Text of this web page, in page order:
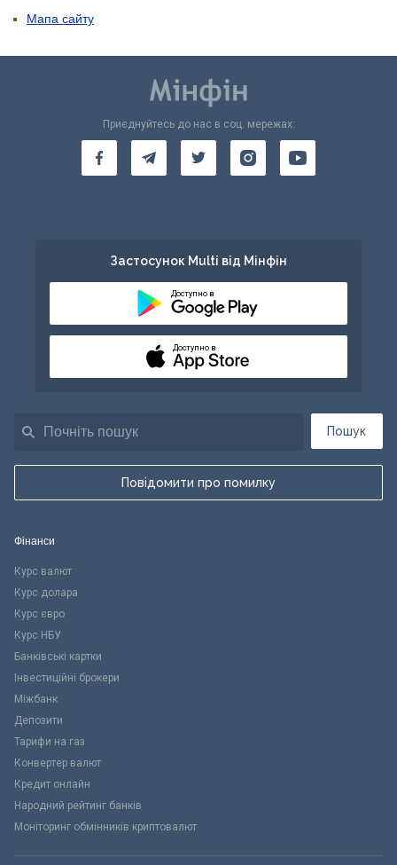
Мапа сайту
Пошук
Повідомити про помилку
Приєднуйтесь до нас в соц. мережах:
Застосунок Multi від Мінфін
Доступно в
Доступно в
Фінанси
Курс валют
Курс долара
Курс євро
Курс НБУ
Банківські картки
Інвестиційні брокери
Міжбанк
Депозити
Тарифи на газ
Конвертер валют
Кредит онлайн
Народний рейтинг банків
Моніторинг обмінників криптовалют